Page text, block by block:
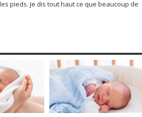
pieds. Je dis tout haut ce que beaucoup de